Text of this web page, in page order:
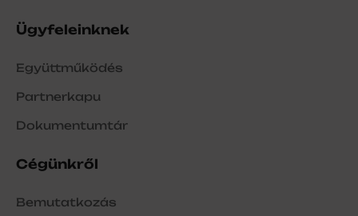
Ügyfeleinknek
Együttműködés
Partnerkapu
Dokumentumtár
Cégünkről
Bemutatkozás